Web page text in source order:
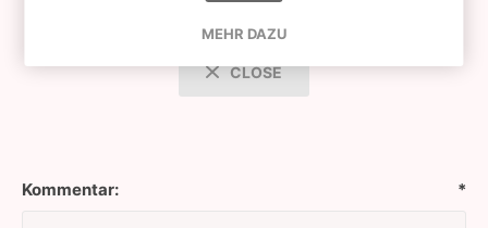
CLOSE
Kommentar: *
MEHR DAZU